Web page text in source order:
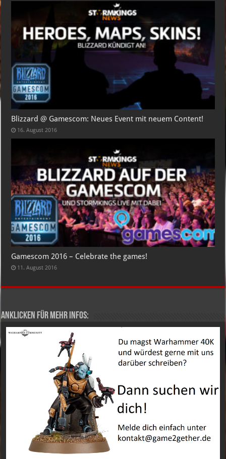
Blizzard @ Gamescom: Neues Event mit neuem Content!
16. August 2016
Gamescom 2016 – Celebrate the games!
11. August 2016
Anklicken für mehr Infos: